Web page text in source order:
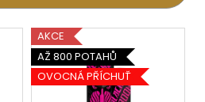
AKCE
AŽ 800 POTAHŮ
OVOCNÁ PŘÍCHUŤ